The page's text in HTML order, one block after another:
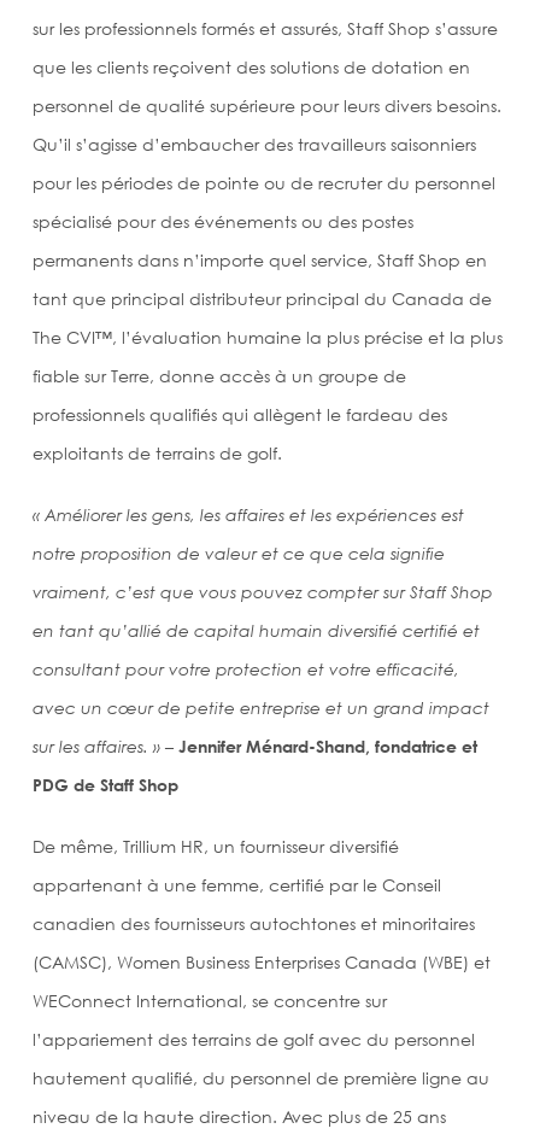
sur les professionnels formés et assurés, Staff Shop s’assure
que les clients reçoivent des solutions de dotation en
personnel de qualité supérieure pour leurs divers besoins.
Qu’il s’agisse d’embaucher des travailleurs saisonniers
pour les périodes de pointe ou de recruter du personnel
spécialisé pour des événements ou des postes
permanents dans n’importe quel service, Staff Shop en
tant que principal distributeur principal du Canada de
The CVI™, l’évaluation humaine la plus précise et la plus
fiable sur Terre, donne accès à un groupe de
professionnels qualifiés qui allègent le fardeau des
exploitants de terrains de golf.
« Améliorer les gens, les affaires et les expériences est
notre proposition de valeur et ce que cela signifie
vraiment, c’est que vous pouvez compter sur Staff Shop
en tant qu’allié de capital humain diversifié certifié et
consultant pour votre protection et votre efficacité,
avec un cœur de petite entreprise et un grand impact
sur les affaires. » –Jennifer Ménard-Shand, fondatrice et
PDG de Staff Shop
De même, Trillium HR, un fournisseur diversifié
appartenant à une femme, certifié par le Conseil
canadien des fournisseurs autochtones et minoritaires
(CAMSC), Women Business Enterprises Canada (WBE) et
WEConnect International, se concentre sur
l’appariement des terrains de golf avec du personnel
hautement qualifié, du personnel de première ligne au
niveau de la haute direction. Avec plus de 25 ans